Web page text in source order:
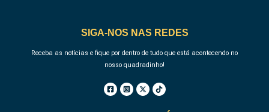
SIGA-NOS NAS REDES
Receba as notícias e fique por dentro de tudo que está acontecendo no
nosso quadradinho!